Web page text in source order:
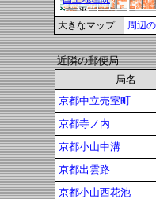
大きなマップ 周辺
近隣の郵便局
局名
京都中立売室町
京都寺ノ内
京都小山中溝
京都出雲路
京都小山西花池